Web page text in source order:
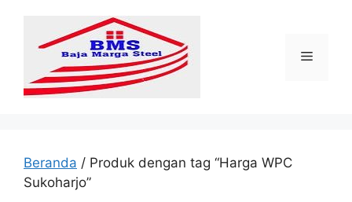
Menu
Beranda / Produk dengan tag “Harga WPC
Sukoharjo”